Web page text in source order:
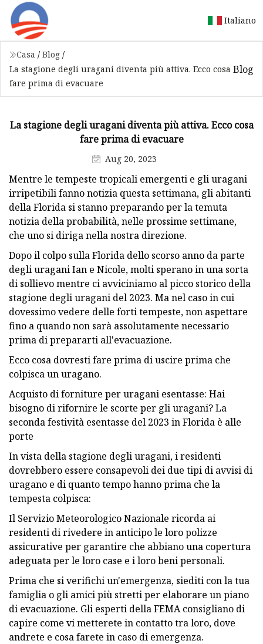
Italiano
Casa / Blog /
La stagione degli uragani diventa più attiva. Ecco cosa
fare prima di evacuare
Blog
La stagione degli uragani diventa più attiva. Ecco cosa
fare prima di evacuare
Aug 20, 2023
Mentre le tempeste tropicali emergenti e gli uragani
irripetibili fanno notizia questa settimana, gli abitanti
della Florida si stanno preparando per la temuta
notizia della probabilità, nelle prossime settimane,
che uno si diriga nella nostra direzione.
Dopo il colpo sulla Florida dello scorso anno da parte
degli uragani Ian e Nicole, molti sperano in una sorta
di sollievo mentre ci avviciniamo al picco storico della
stagione degli uragani del 2023. Ma nel caso in cui
dovessimo vedere delle forti tempeste, non aspettare
fino a quando non sarà assolutamente necessario
prima di prepararti all'evacuazione.
Ecco cosa dovresti fare prima di uscire prima che
colpisca un uragano.
Acquisto di forniture per uragani esentasse: Hai
bisogno di rifornire le scorte per gli uragani? La
seconda festività esentasse del 2023 in Florida è alle
porte
In vista della stagione degli uragani, i residenti
dovrebbero essere consapevoli dei due tipi di avvisi di
uragano e di quanto tempo hanno prima che la
tempesta colpisca:
Il Servizio Meteorologico Nazionale ricorda ai
residenti di rivedere in anticipo le loro polizze
assicurative per garantire che abbiano una copertura
adeguata per le loro case e i loro beni personali.
Prima che si verifichi un'emergenza, siediti con la tua
famiglia o gli amici più stretti per elaborare un piano
di evacuazione. Gli esperti della FEMA consigliano di
capire come vi metterete in contatto tra loro, dove
andrete e cosa farete in caso di emergenza.